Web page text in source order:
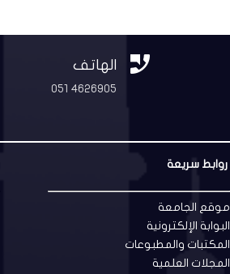
 الهاتف
051 4626905
روابط سريعة
موقع الجامعة
البوابة الإلكترونية
المكتبات والمطبوعات
المجلات العلمية